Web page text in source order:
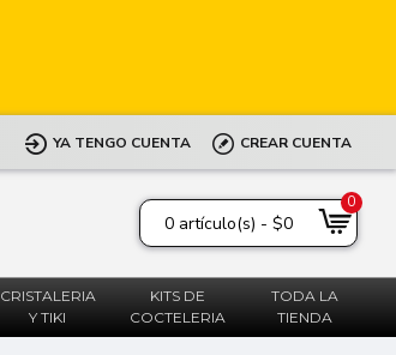
YA TENGO CUENTA CREAR CUENTA
0 artículo(s) - $0
0
CRISTALERIA
Y TIKI
KITS DE
COCTELERIA
TODA LA
TIENDA